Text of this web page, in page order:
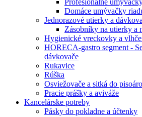
Profesionálne
Domáce umývačky
Jednorazové utierky a
Zásobníky na utierky a
Hygienické vreckovky a
HORECA-gastro segment -
dávkovače
Rukavice
Rúška
Osviežovače a sitká do
Pracie prášky a aviváže
Kancelárske potreby
Pásky do pokladne a účtenky